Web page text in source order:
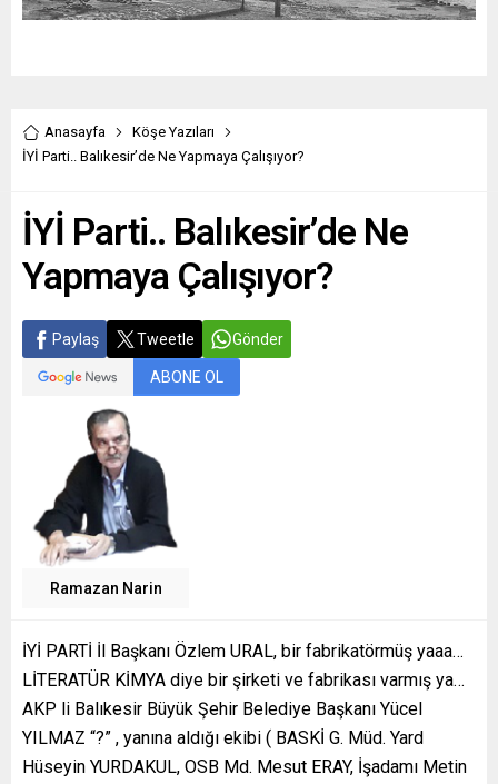
Anasayfa
Köşe Yazıları
İYİ Parti.. Balıkesir’de Ne Yapmaya Çalışıyor?
İYİ Parti.. Balıkesir’de Ne
Yapmaya Çalışıyor?
Paylaş Tweetle Gönder
ABONE OL
Ramazan Narin
İYİ PARTİ İl Başkanı Özlem URAL, bir fabrikatörmüş yaaa…
LİTERATÜR KİMYA diye bir şirketi ve fabrikası varmış ya…
AKP li Balıkesir Büyük Şehir Belediye Başkanı Yücel
YILMAZ “?” , yanına aldığı ekibi ( BASKİ G. Müd. Yard
Hüseyin YURDAKUL, OSB Md. Mesut ERAY, İşadamı Metin